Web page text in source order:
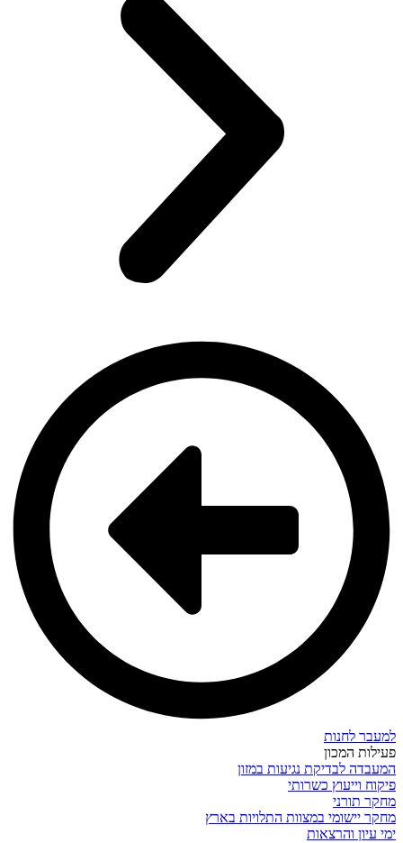
למעבר לחנות
פעילות המכון
המעבדה לבדיקת נגיעות במזון
פיקוח וייעוץ כשרותי
מחקר תורני
מחקר יישומי במצוות התלויות בארץ
ימי עיון והרצאות